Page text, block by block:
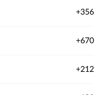
+356
+670
+212